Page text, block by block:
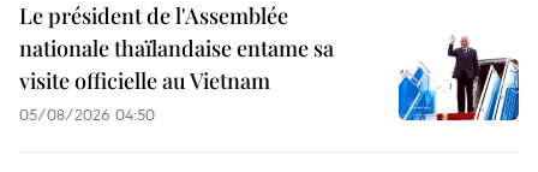
Le président de l'Assemblée
nationale thaïlandaise entame sa
visite officielle au Vietnam
05/08/2026 04:50